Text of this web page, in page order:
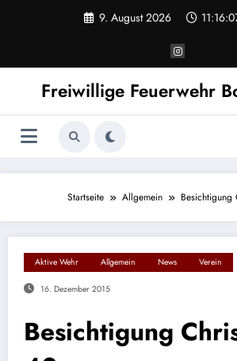
9. August 2026
Freiwillige Feuerwehr
Startseite Allgemein
Aktive Wehr Allgemein News Verein
16. Dezember 2015
Besichtigung